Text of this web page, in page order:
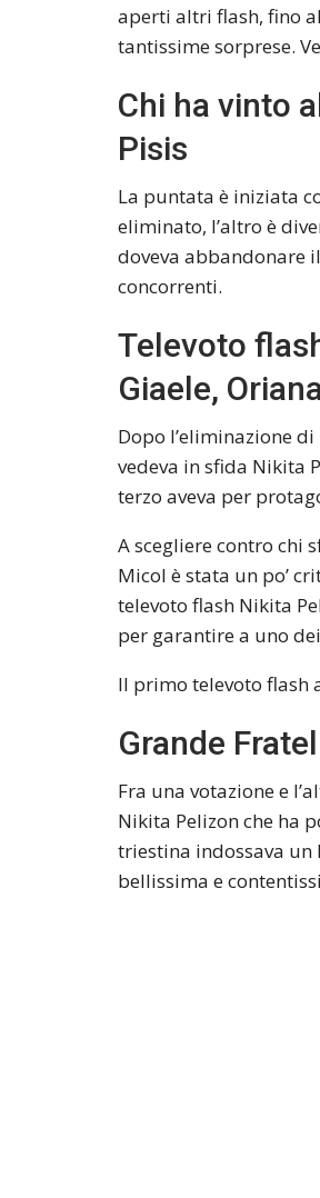
aperti altri flash, fino
tantissime sorprese.
Chi ha vinto
Pisis
La puntata è iniziata
eliminato, l’altro è
doveva abbandonare
concorrenti.
Televoto
Giaele,
Dopo l’eliminazione
vedeva in sfida Nikita
terzo aveva per
A scegliere contro chi
Micol è stata un po’
televoto flash Nikita
per garantire a uno
Il primo televoto flash
Grande
Fra una votazione e
Nikita Pelizon che ha
triestina indossava un
bellissima e